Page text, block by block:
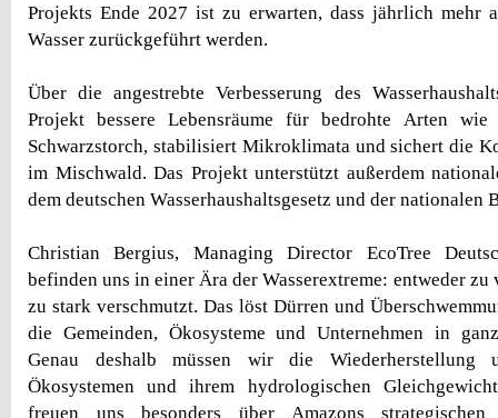
Projekts Ende 2027 ist zu erwarten, dass jährlich
Wasser zurückgeführt werden.
Über die angestrebte Verbesserung des
Projekt bessere Lebensräume für bedrohte Arten
Schwarzstorch, stabilisiert Mikroklimata und sichert die
im Mischwald. Das Projekt unterstützt außerdem
dem deutschen Wasserhaushaltsgesetz und der nationalen
Christian Bergius, Managing Director EcoTree
befinden uns in einer Ära der Wasserextreme: entweder
zu stark verschmutzt. Das löst Dürren und
die Gemeinden, Ökosysteme und Unternehmen in
Genau deshalb müssen wir die Wiederherstellung
Ökosystemen und ihrem hydrologischen
freuen uns besonders über Amazons